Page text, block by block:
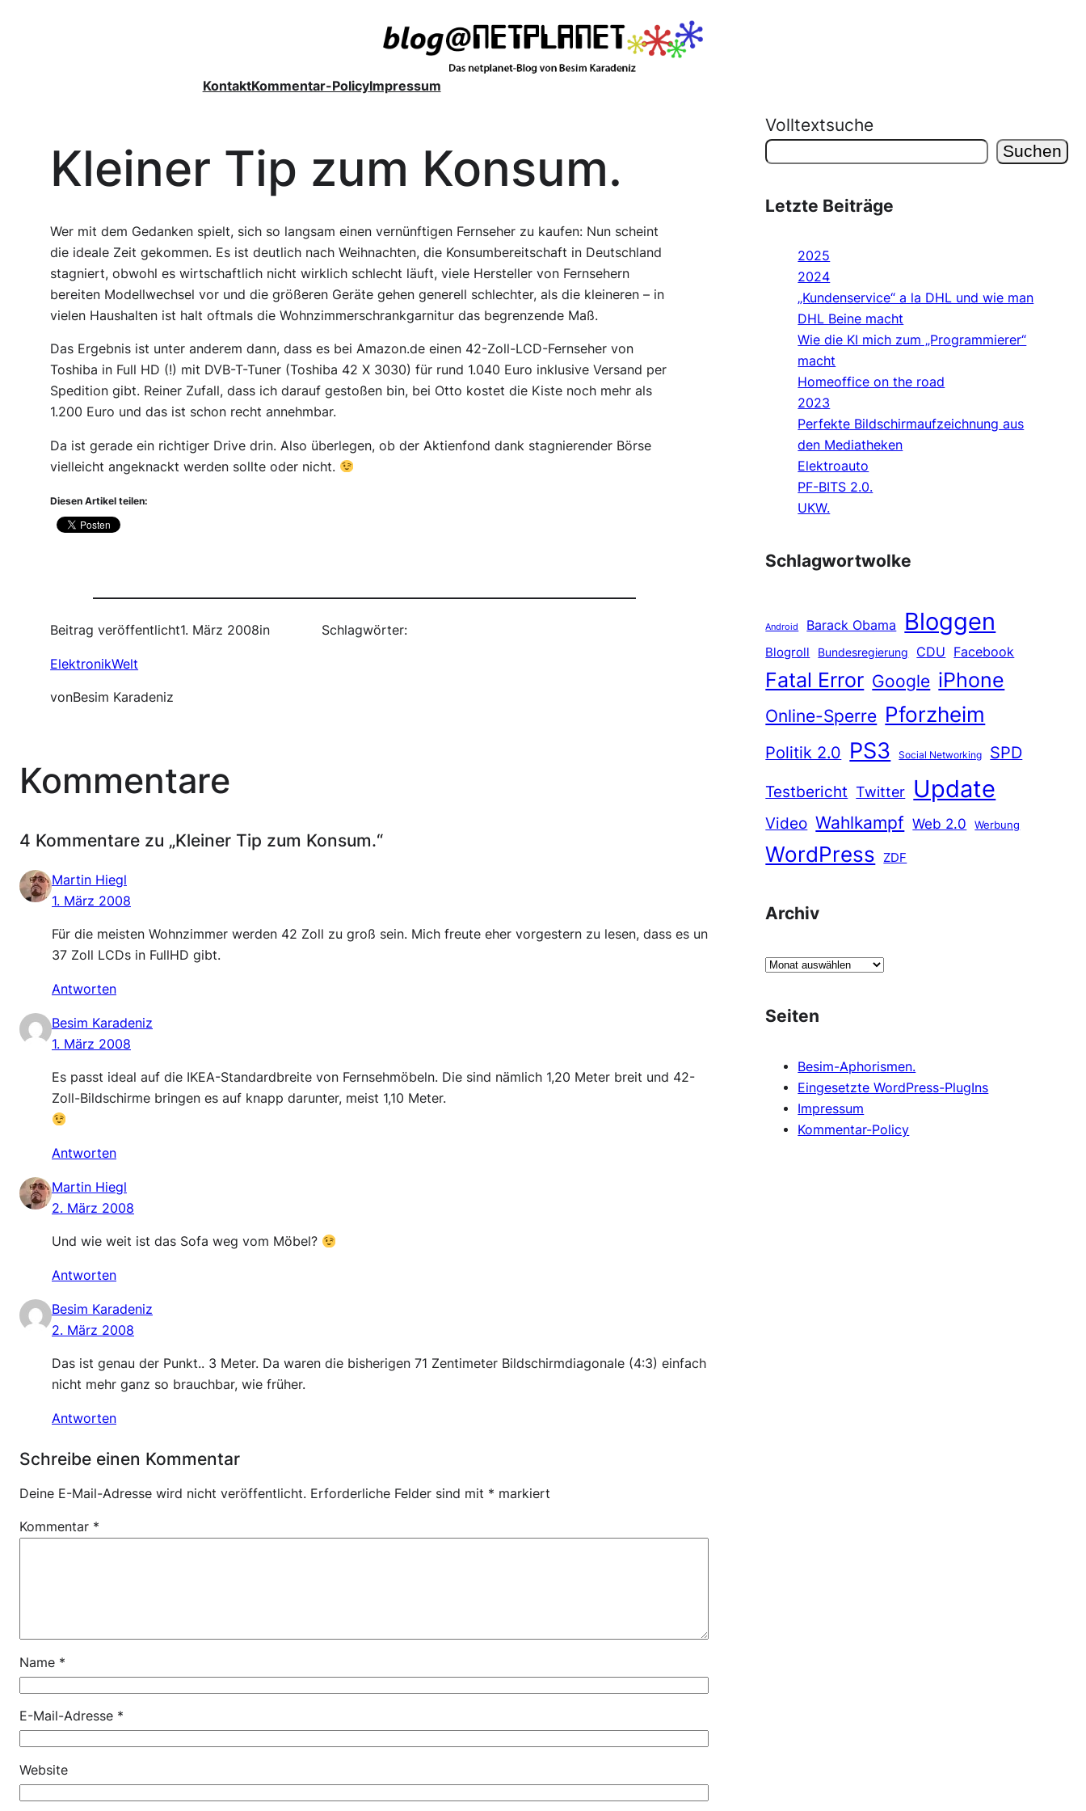
KontaktKommentar-PolicyImpressum
Kleiner Tip zum Konsum.
Wer mit dem Gedanken spielt, sich so langsam einen vernünftigen Fernseher zu kaufen: Nun scheint
die ideale Zeit gekommen. Es ist deutlich nach Weihnachten, die Konsumbereitschaft in Deutschland
stagniert, obwohl es wirtschaftlich nicht wirklich schlecht läuft, viele Hersteller von Fernsehern
bereiten Modellwechsel vor und die größeren Geräte gehen generell schlechter, als die kleineren – in
vielen Haushalten ist halt oftmals die Wohnzimmerschrankgarnitur das begrenzende Maß.
Das Ergebnis ist unter anderem dann, dass es bei Amazon.de einen 42-Zoll-LCD-Fernseher von
Toshiba in Full HD (!) mit DVB-T-Tuner (Toshiba 42 X 3030) für rund 1.040 Euro inklusive Versand per
Spedition gibt. Reiner Zufall, dass ich darauf gestoßen bin, bei Otto kostet die Kiste noch mehr als
1.200 Euro und das ist schon recht annehmbar.
Da ist gerade ein richtiger Drive drin. Also überlegen, ob der Aktienfond dank stagnierender Börse
vielleicht angeknackt werden sollte oder nicht.
Diesen Artikel teilen:
Beitrag veröffentlicht1. März 2008in
ElektronikWelt
vonBesim Karadeniz
Schlagwörter:
Kommentare
4 Kommentare zu „Kleiner Tip zum Konsum.“
Martin Hiegl
1. März 2008
Für die meisten Wohnzimmer werden 42 Zoll zu groß sein. Mich freute eher vorgestern zu lesen, dass es un
37 Zoll LCDs in FullHD gibt.
Antworten
Besim Karadeniz
1. März 2008
Es passt ideal auf die IKEA-Standardbreite von Fernsehmöbeln. Die sind nämlich 1,20 Meter breit und 42-
Zoll-Bildschirme bringen es auf knapp darunter, meist 1,10 Meter.
Antworten
Martin Hiegl
2. März 2008
Und wie weit ist das Sofa weg vom Möbel?
Antworten
Besim Karadeniz
2. März 2008
Das ist genau der Punkt.. 3 Meter. Da waren die bisherigen 71 Zentimeter Bildschirmdiagonale (4:3) einfach
nicht mehr ganz so brauchbar, wie früher.
Antworten
Schreibe einen Kommentar
Deine E-Mail-Adresse wird nicht veröffentlicht. Erforderliche Felder sind mit * markiert
Kommentar *
Name *
E-Mail-Adresse *
Website
Volltextsuche
Suchen
Letzte Beiträge
2025
2024
„Kundenservice“ a la DHL und wie man
DHL Beine macht
Wie die KI mich zum „Programmierer“
macht
Homeoffice on the road
2023
Perfekte Bildschirmaufzeichnung aus
den Mediatheken
Elektroauto
PF-BITS 2.0.
UKW.
Schlagwortwolke
Android Barack Obama Bloggen
Blogroll Bundesregierung CDU Facebook
Fatal Error Google iPhone
Online-Sperre Pforzheim
Politik 2.0 PS3 Social Networking
SPD
Testbericht Twitter Update
Video Wahlkampf Web 2.0 Werbung
WordPress ZDF
Archiv
A
h
Seiten
Besim-Aphorismen.
Eingesetzte WordPress-PlugIns
Impressum
Kommentar-Policy